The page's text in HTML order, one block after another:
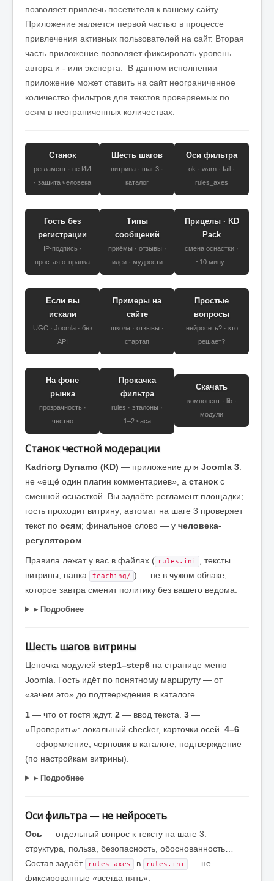
позволяет привлечь посетителя к вашему сайту.
Приложение является первой частью в процессе
привлечения активных пользователей на сайт. Вторая
часть приложение позволяет фиксировать уровень
автора и - или эксперта. В данном исполнении
приложение может ставить на сайт неограниченное
количество фильтров для текстов проверяемых по
осям в неограниченных количествах.
Станок
регламент · не ИИ
· защита человека
Шесть шагов
витрина · шаг 3 ·
каталог
Оси фильтра
ok · warn · fail ·
rules_axes
Гость без
регистрации
IP-подпись ·
простая отправка
Типы
сообщений
приёмы · отзывы ·
идеи · мудрости
Прицелы · KD
Pack
смена оснастки ·
~10 минут
Если вы
искали
UGC · Joomla · без
API
Примеры на
сайте
школа · отзывы ·
стартап
Простые
вопросы
нейросеть? · кто
решает?
На фоне
рынка
прозрачность ·
честно
Прокачка
фильтра
rules · эталоны ·
1–2 часа
Скачать
компонент · lib ·
модули
Станок честной модерации
Kadriorg Dynamo (KD) — приложение для Joomla 3:
не «ещё один плагин комментариев», а станок с
сменной оснасткой. Вы задаёте регламент площадки;
гость проходит витрину; автомат на шаге 3 проверяет
текст по осям; финальное слово — у человека-
регулятором
Правила лежат у вас в файлах ( rules.ini
, тексты
витрины, папка
teaching/ ) — не в чужом облаке,
которое завтра сменит политику без вашего ведома.
▸ Подробнее
Шесть шагов витрины
Цепочка модулей step1–step6 на странице меню
Joomla. Гость идёт по понятному маршруту — от
«зачем это» до подтверждения в каталоге.
1 — что от гостя ждут. 2 — ввод текста. 3 —
«Проверить»: локальный checker, карточки осей. 4–6
— оформление, черновик в каталоге, подтверждение
(по настройкам витрины).
▸ Подробнее
Оси фильтра — не нейросеть
Ось — отдельный вопрос к тексту на шаге 3:
структура, польза, безопасность, обоснованность…
Состав задаёт
rules_axes в rules.ini
— не
фиксированные «всегда пять».